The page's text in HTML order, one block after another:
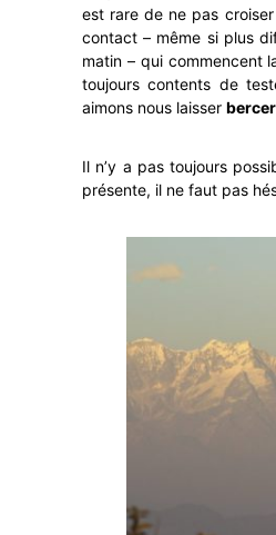
est rare de ne pas
contact – même si plus
matin – qui commencent
toujours contents de
aimons nous laisser
Il n’y a pas toujours
présente, il ne faut pas